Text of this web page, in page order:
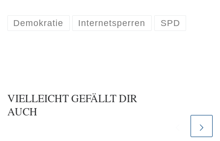
Demokratie Internetsperren SPD
VIELLEICHT GEFÄLLT DIR
AUCH